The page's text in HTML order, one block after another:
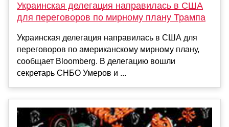
Украинская делегация направилась в США
для переговоров по мирному плану Трампа
Украинская делегация направилась в США для
переговоров по американскому мирному плану,
сообщает Bloomberg. В делегацию вошли
секретарь СНБО Умеров и ...